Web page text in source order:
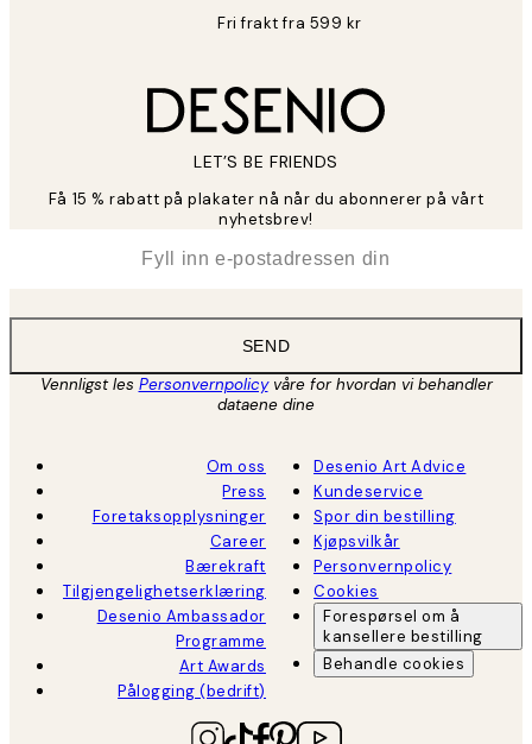
Fri frakt fra 599 kr
LET’S BE FRIENDS
Få 15 % rabatt på plakater nå når du abonnerer på vårt
nyhetsbrev!
SEND
Vennligst les Personvernpolicyvåre for hvordan vi behandler
dataene dine
Om oss
Press
Foretaksopplysninger
Career
Bærekraft
Tilgjengelighetserklæring
Desenio Ambassador
Programme
Art Awards
Pålogging (bedrift)
Desenio Art Advice
Kundeservice
Spor din bestilling
Kjøpsvilkår
Personvernpolicy
Cookies
Forespørsel om å
kansellere bestilling
Behandle cookies